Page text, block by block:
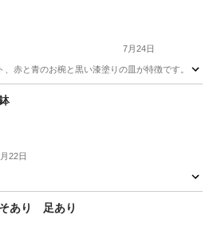
7月24日
赤と青のお椀と黒い漆塗りの皿が特徴です。
駅
22日
駅 家庭用品
あり 足あり